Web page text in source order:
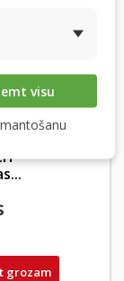
300/400
grozam
visu